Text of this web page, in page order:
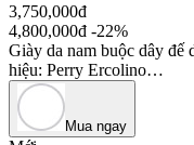
3,750,000đ
4,800,000đ -22%
Giày da nam buộc dây đế
hiệu: Perry Ercolino…
Mua ngay